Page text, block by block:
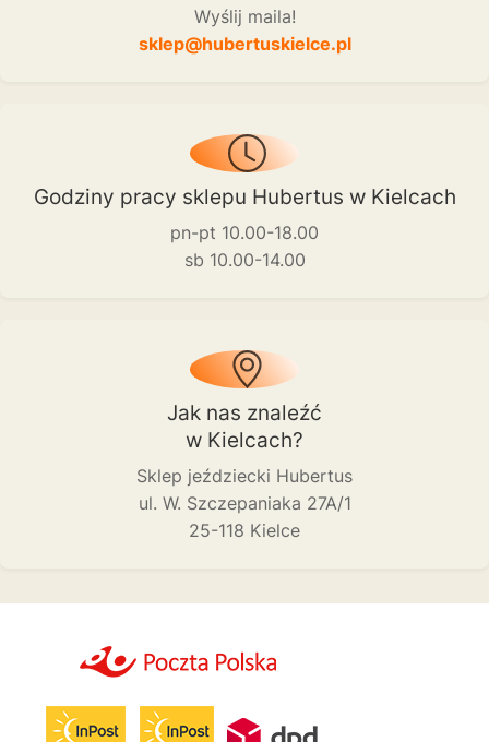
Wyślij maila!
sklep@hubertuskielce.pl
Godziny pracy sklepu Hubertus w Kielcach
pn-pt 10.00-18.00
sb 10.00-14.00
Jak nas znaleźć
w Kielcach?
Sklep jeździecki Hubertus
ul. W. Szczepaniaka 27A/1
25-118 Kielce